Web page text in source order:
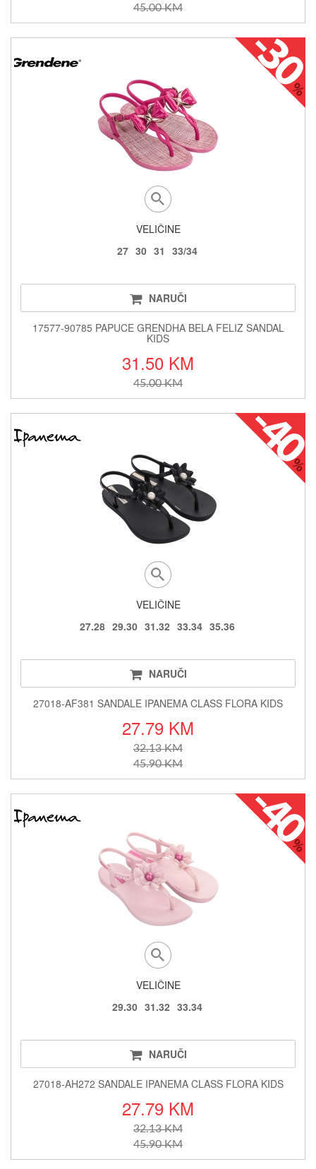
45.00 KM
VELIČINE
27 30 31 33/34
NARUČI
17577-90785 PAPUCE GRENDHA BELA FELIZ SANDAL
KIDS
31.50 KM
45.00 KM
VELIČINE
27.28 29.30 31.32 33.34 35.36
NARUČI
27018-AF381 SANDALE IPANEMA CLASS FLORA KIDS
27.79 KM
32.13 KM
45.90 KM
VELIČINE
29.30 31.32 33.34
NARUČI
27018-AH272 SANDALE IPANEMA CLASS FLORA KIDS
27.79 KM
32.13 KM
45.90 KM